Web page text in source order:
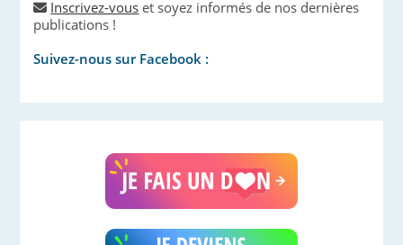
Inscrivez-vous et soyez informés de nos dernières
publications !
Suivez-nous sur Facebook :